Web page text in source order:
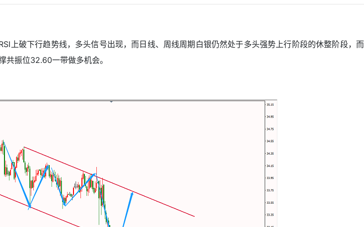
上破下行趋势线，多头信号出现，而日线、周线周期白银仍然处于多头强势上行阶段的休整阶段，而
共振位32.60一带做多机会。